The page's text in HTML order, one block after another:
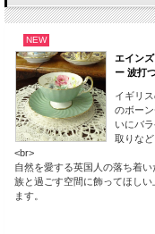
NEW
エイン
ー 波打
イギリ
のボー
いにバ
取りな
<br>
自然を愛する英国人の落ち着
族と過ごす空間に飾ってほし
ます。